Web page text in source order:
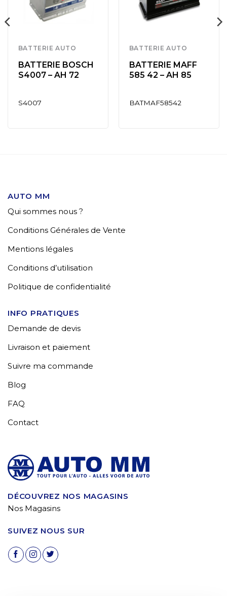
BATTERIE AUTO
BATTERIE BOSCH
S4007 – AH 72
S4007
BATTERIE AUTO
BATTERIE MAFF
585 42 – AH 85
BATMAF58542
AUTO MM
Qui sommes nous ?
Conditions Générales de Vente
Mentions légales
Conditions d’utilisation
Politique de confidentialité
INFO PRATIQUES
Demande de devis
Livraison et paiement
Suivre ma commande
Blog
FAQ
Contact
DÉCOUVREZ NOS MAGASINS
Nos Magasins
SUIVEZ NOUS SUR